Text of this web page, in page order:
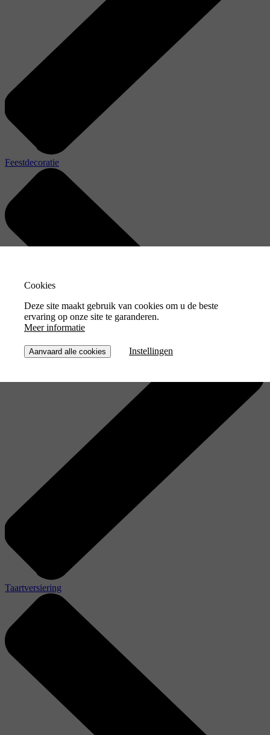
Feestdecoratie
Taartversiering
Cookies
Deze site maakt gebruik van cookies om u de beste
ervaring op onze site te garanderen.
Meer informatie
Aanvaard alle cookies Instellingen